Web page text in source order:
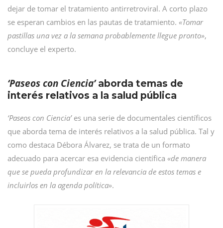
dejar de tomar el tratamiento antirretroviral. A corto plazo
se esperan cambios en las pautas de tratamiento. «Tomar
pastillas una vez a la semana probablemente llegue pronto»,
concluye el experto.
‘Paseos con Ciencia’aborda temas de
interés relativos a la salud pública
‘Paseos con Ciencia’es una serie de documentales científicos
que aborda tema de interés relativos a la salud pública. Tal y
como destaca Débora Álvarez, se trata de un formato
adecuado para acercar esa evidencia científica «de manera
que se pueda profundizar en la relevancia de estos temas e
incluirlos en la agenda política».